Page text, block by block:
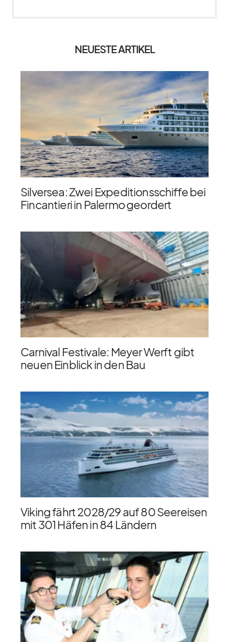
NEUESTE ARTIKEL
Silversea: Zwei Expeditionsschiffe bei
Fincantieri in Palermo geordert
Carnival Festivale: Meyer Werft gibt
neuen Einblick in den Bau
Viking fährt 2028/​29 auf 80 Seereisen
mit 301 Häfen in 84 Ländern